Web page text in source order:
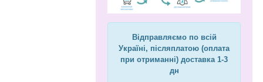
Відправляємо по всій
Україні, післяплатою (оплата
при отриманні) доставка 1-3
дн